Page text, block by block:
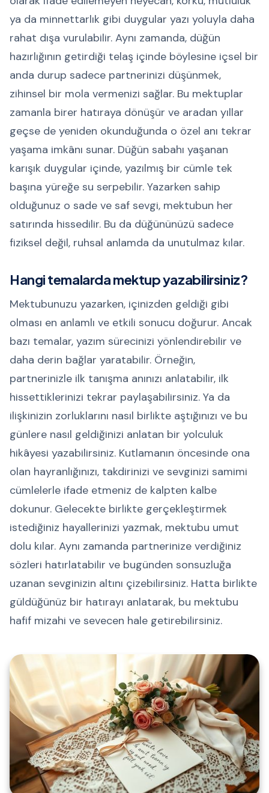
ya da minnettarlık gibi duygular yazı yoluyla daha
rahat dışa vurulabilir. Aynı zamanda, düğün
hazırlığının getirdiği telaş içinde böylesine içsel bir
anda durup sadece partnerinizi düşünmek,
zihinsel bir mola vermenizi sağlar. Bu mektuplar
zamanla birer hatıraya dönüşür ve aradan yıllar
geçse de yeniden okunduğunda o özel anı tekrar
yaşama imkânı sunar. Düğün sabahı yaşanan
karışık duygular içinde, yazılmış bir cümle tek
başına yüreğe su serpebilir. Yazarken sahip
olduğunuz o sade ve saf sevgi, mektubun her
satırında hissedilir. Bu da düğününüzü sadece
fiziksel değil, ruhsal anlamda da unutulmaz kılar.
Hangi temalarda mektup yazabilirsiniz?
Mektubunuzu yazarken, içinizden geldiği gibi
olması en anlamlı ve etkili sonucu doğurur. Ancak
bazı temalar, yazım sürecinizi yönlendirebilir ve
daha derin bağlar yaratabilir. Örneğin,
partnerinizle ilk tanışma anınızı anlatabilir, ilk
hissettiklerinizi tekrar paylaşabilirsiniz. Ya da
ilişkinizin zorluklarını nasıl birlikte aştığınızı ve bu
günlere nasıl geldiğinizi anlatan bir yolculuk
hikâyesi yazabilirsiniz. Kutlamanın öncesinde ona
olan hayranlığınızı, takdirinizi ve sevginizi samimi
cümlelerle ifade etmeniz de kalpten kalbe
dokunur. Gelecekte birlikte gerçekleştirmek
istediğiniz hayallerinizi yazmak, mektubu umut
dolu kılar. Aynı zamanda partnerinize verdiğiniz
sözleri hatırlatabilir ve bugünden sonsuzluğa
uzanan sevginizin altını çizebilirsiniz. Hatta birlikte
güldüğünüz bir hatırayı anlatarak, bu mektubu
hafif mizahi ve sevecen hale getirebilirsiniz.